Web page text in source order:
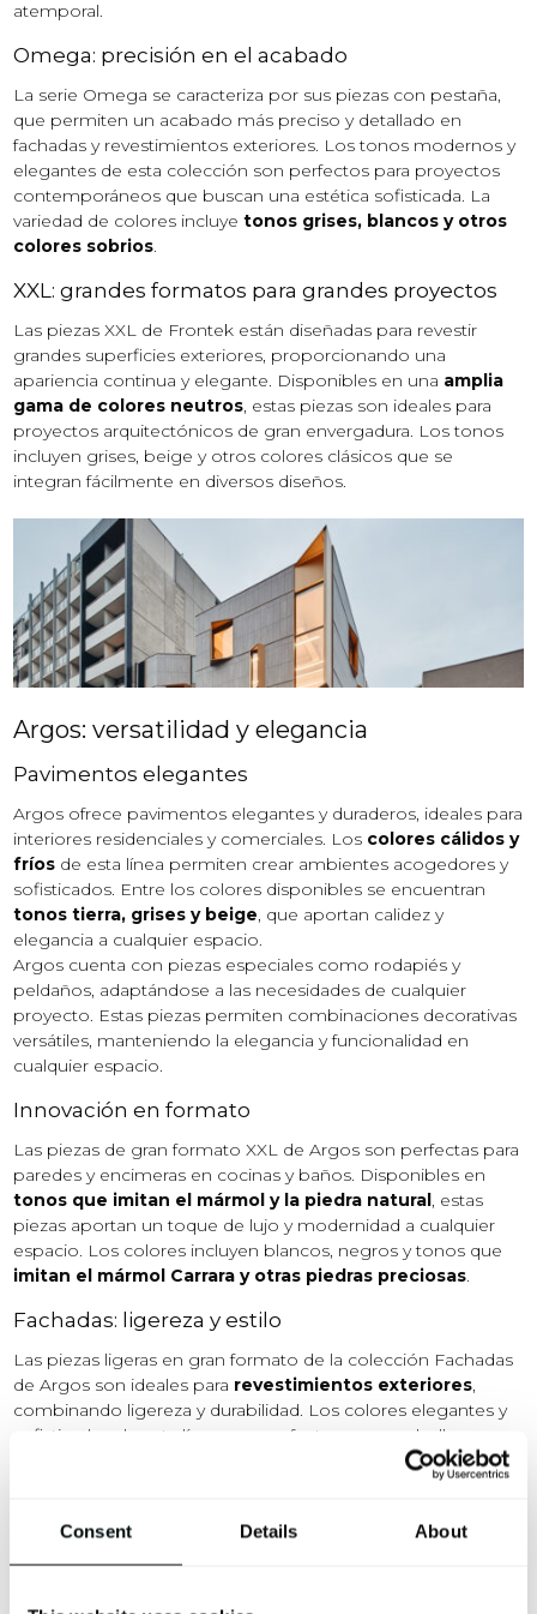
Consent Details About
atemporal.
Omega: precisión en el acabado
La serie Omega se caracteriza por sus piezas con pestaña,
que permiten un acabado más preciso y detallado en
fachadas y revestimientos exteriores. Los tonos modernos y
elegantes de esta colección son perfectos para proyectos
contemporáneos que buscan una estética sofisticada. La
variedad de colores incluyetonos grises, blancos y otros
colores sobrios.
XXL: grandes formatos para grandes proyectos
Las piezas XXL de Frontek están diseñadas para revestir
grandes superficies exteriores, proporcionando una
apariencia continua y elegante. Disponibles en una amplia
gama de colores neutros, estas piezas son ideales para
proyectos arquitectónicos de gran envergadura. Los tonos
incluyen grises, beige y otros colores clásicos que se
integran fácilmente en diversos diseños.
Argos: versatilidad y elegancia
Pavimentos elegantes
Argos ofrece pavimentos elegantes y duraderos, ideales para
interiores residenciales y comerciales. Los colores cálidos y
fríos de esta línea permiten crear ambientes acogedores y
sofisticados. Entre los colores disponibles se encuentran
tonos tierra, grises y beige, que aportan calidez y
elegancia a cualquier espacio.
Argos cuenta con piezas especiales como rodapiés y
peldaños, adaptándose a las necesidades de cualquier
proyecto. Estas piezas permiten combinaciones decorativas
versátiles, manteniendo la elegancia y funcionalidad en
cualquier espacio.
Innovación en formato
Las piezas de gran formato XXL de Argos son perfectas para
paredes y encimeras en cocinas y baños. Disponibles en
tonos que imitan el mármol y la piedra natural , estas
piezas aportan un toque de lujo y modernidad a cualquier
espacio. Los colores incluyen blancos, negros y tonos que
imitan el mármol Carrara y otras piedras preciosas.
Fachadas: ligereza y estilo
Las piezas ligeras en gran formato de la colección Fachadas
de Argos son ideales para revestimientos exteriores,
combinando ligereza y durabilidad. Los colores elegantes y
sofisticados de esta línea son perfectos para embellecer
desde el blanco hasta el